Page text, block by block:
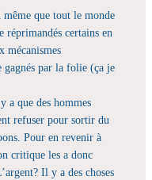
que tout le monde
réprimandés certains en
mécanismes
gagnés par la folie (ça je
a que des hommes
refuser pour sortir du
Pour en revenir à
critique les a donc
Il y a des choses